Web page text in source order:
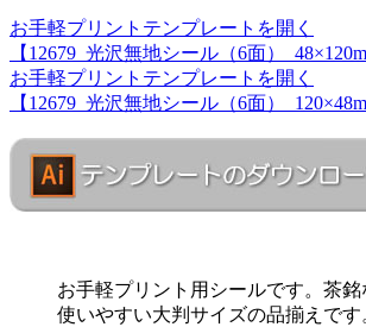
お手軽プリントテンプレートを開く
【12679_光沢無地シール（6面）
お手軽プリントテンプレートを開く
【12679_光沢無地シール（6面）
お手軽プリント用シールです。茶
使いやすい大判サイズの品揃えです